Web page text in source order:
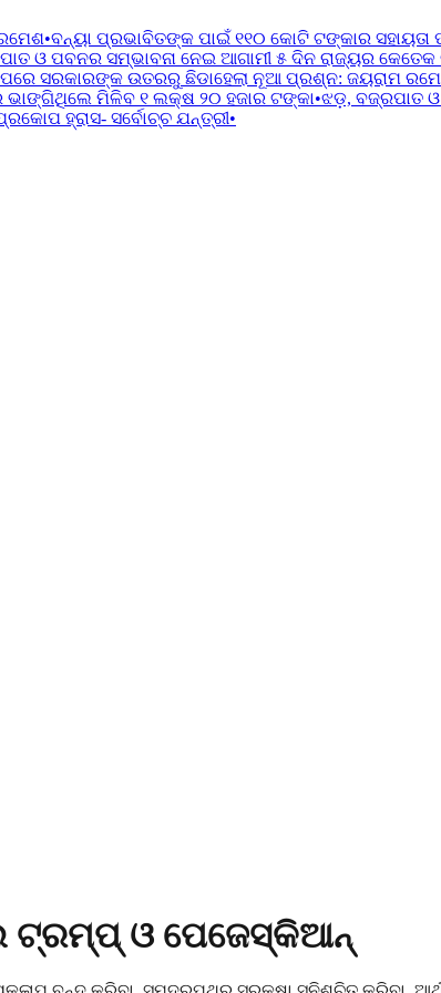
•ବନ୍ୟା ପ୍ରଭାବିତଙ୍କ ପାଇଁ ୧୧୦ କୋଟି ଟଙ୍କାର
ଓ ପବନର ସମ୍ଭାବନା ନେଇ ଆଗାମୀ ୫ ଦିନ ରାଜ୍ୟର କେତେକ
ସରକାରଙ୍କ ଉତରରୁ ଛିଡାହେଲା ନୂଆ ପ୍ରଶ୍ନ: ଜୟରାମ
ମିଳିବ ୧ ଲକ୍ଷ ୨୦ ହଜାର ଟଙ୍କା•ଝଡ଼, ବଜ୍ରପାତ
ହ୍ରାସ- ସର୍ବୋଚ୍ଚ ଯନ୍ତ୍ରୀ•
ଟ୍ରମ୍ପ୍ ଓ ପେଜେସ୍କିଆନ୍